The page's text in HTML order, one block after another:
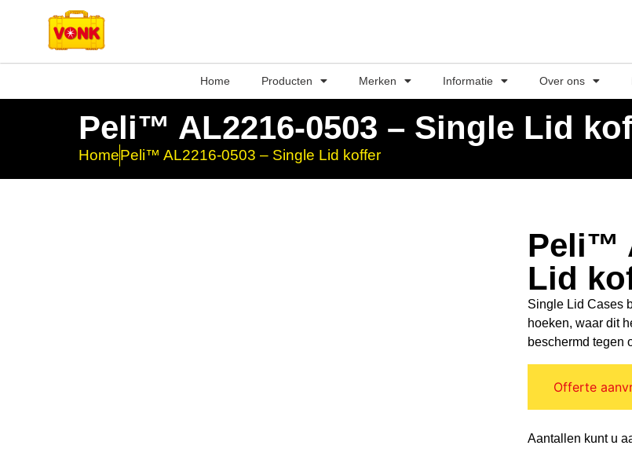
Home Producten Merken Informatie Over ons
Peli™ AL2216-0503 – Single Lid
HomePeli™ AL2216-0503 – Single Lid koffer
Peli™
Lid
Single Lid Cases
hoeken, waar dit
beschermd tegen
Offerte
Aantallen kunt u